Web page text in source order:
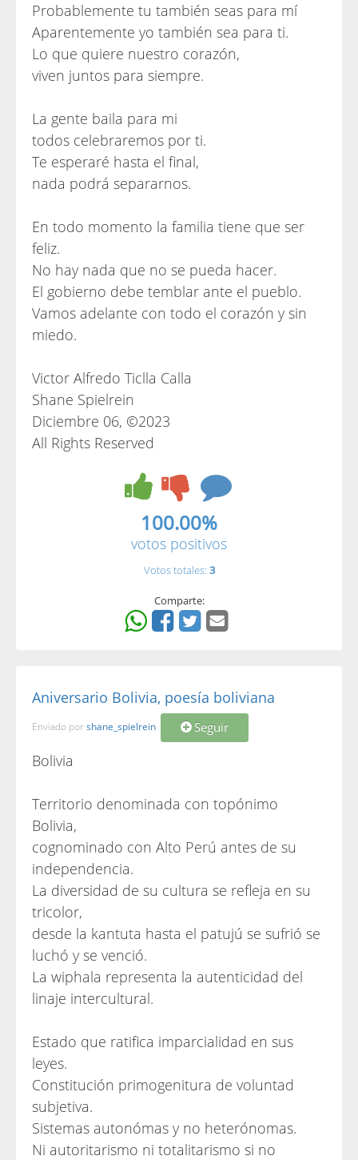
Probablemente tu también seas para mí
Aparentemente yo también sea para ti.
Lo que quiere nuestro corazón,
viven juntos para siempre.
La gente baila para mi
todos celebraremos por ti.
Te esperaré hasta el final,
nada podrá separarnos.
En todo momento la familia tiene que ser
feliz.
No hay nada que no se pueda hacer.
El gobierno debe temblar ante el pueblo.
Vamos adelante con todo el corazón y sin
miedo.
Victor Alfredo Ticlla Calla
Shane Spielrein
Diciembre 06, ©2023
All Rights Reserved
100.00%
votos positivos
Votos totales: 3
Comparte:
Aniversario Bolivia, poesía boliviana
Enviado por shane_spielrein Seguir
Bolivia
Territorio denominada con topónimo
Bolivia,
cognominado con Alto Perú antes de su
independencia.
La diversidad de su cultura se refleja en su
tricolor,
desde la kantuta hasta el patujú se sufrió se
luchó y se venció.
La wiphala representa la autenticidad del
linaje intercultural.
Estado que ratifica imparcialidad en sus
leyes.
Constitución primogenitura de voluntad
subjetiva.
Sistemas autonómas y no heterónomas.
Ni autoritarismo ni totalitarismo si no